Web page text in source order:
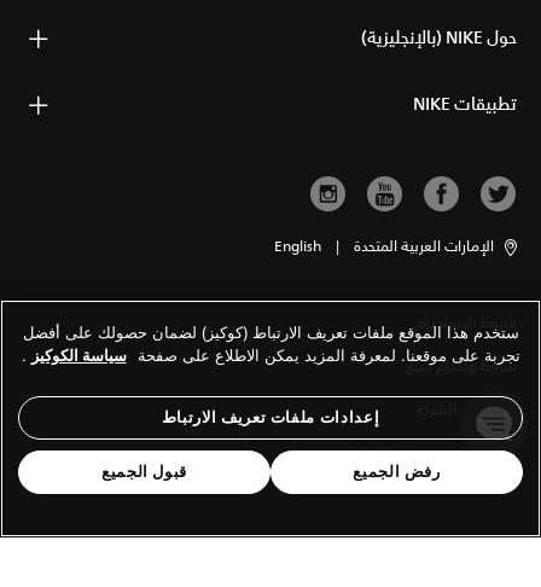
حول NIKE (بالإنجليزية)
تطبيقات NIKE
الإمارات العربية المتحدة |
English
شروط الاستخدام
شروط وأحكام البيع
معلومات الشركة
سياسة الخصوصية والكوكيز
ستخدم هذا الموقع ملفات تعريف الارتباط (كوكيز) لضمان حصولك على أفضل
تجربة على موقعنا. لمعرفة المزيد يمكن الاطلاع على صفحة سياسة الكوكيز .
إعدادات ملفات تعريف الارتباط
رفض الجميع قبول الجميع